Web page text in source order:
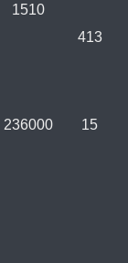
1510
413
236000 15